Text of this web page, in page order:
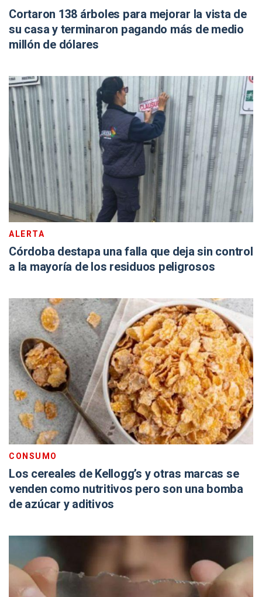
Cortaron 138 árboles para mejorar la vista de
su casa y terminaron pagando más de medio
millón de dólares
ALERTA
Córdoba destapa una falla que deja sin control
a la mayoría de los residuos peligrosos
CONSUMO
Los cereales de Kellogg’s y otras marcas se
venden como nutritivos pero son una bomba
de azúcar y aditivos